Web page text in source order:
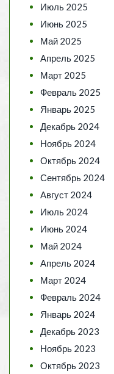
Июль 2025
Июнь 2025
Май 2025
Апрель 2025
Март 2025
Февраль 2025
Январь 2025
Декабрь 2024
Ноябрь 2024
Октябрь 2024
Сентябрь 2024
Август 2024
Июль 2024
Июнь 2024
Май 2024
Апрель 2024
Март 2024
Февраль 2024
Январь 2024
Декабрь 2023
Ноябрь 2023
Октябрь 2023